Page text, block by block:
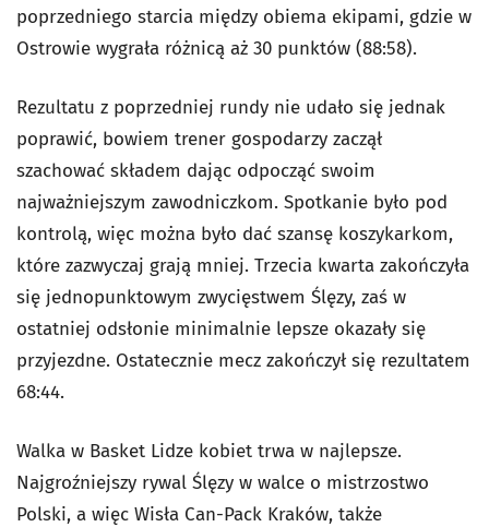
poprzedniego starcia między obiema ekipami, gdzie w
Ostrowie wygrała różnicą aż 30 punktów (88:58).
Rezultatu z poprzedniej rundy nie udało się jednak
poprawić, bowiem trener gospodarzy zaczął
szachować składem dając odpocząć swoim
najważniejszym zawodniczkom. Spotkanie było pod
kontrolą, więc można było dać szansę koszykarkom,
które zazwyczaj grają mniej. Trzecia kwarta zakończyła
się jednopunktowym zwycięstwem Ślęzy, zaś w
ostatniej odsłonie minimalnie lepsze okazały się
przyjezdne. Ostatecznie mecz zakończył się rezultatem
68:44.
Walka w Basket Lidze kobiet trwa w najlepsze.
Najgroźniejszy rywal Ślęzy w walce o mistrzostwo
Polski, a więc Wisła Can-Pack Kraków, także